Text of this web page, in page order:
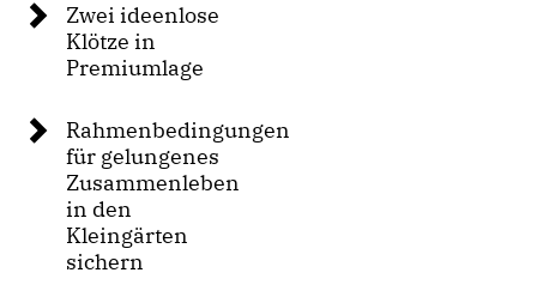
Zwei ideenlose
Klötze in
Premiumlage
Rahmenbedingungen
für gelungenes
Zusammenleben
in den
Kleingärten
sichern